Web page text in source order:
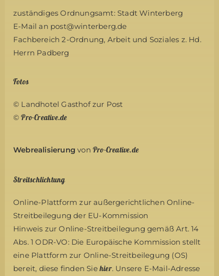
zuständiges Ordnungsamt: Stadt Winterberg
E-Mail an post@winterberg.de
Fachbereich 2-Ordnung, Arbeit und Soziales z. Hd.
Herrn Padberg
Fotos
© Landhotel Gasthof zur Post
©Pro-Creative.de
Webrealisierung von Pro-Creative.de
Streitschlichtung
Online-Plattform zur außergerichtlichen Online-
Streitbeilegung der EU-Kommission
Hinweis zur Online-Streitbeilegung gemäß Art. 14
Abs. 1 ODR-VO: Die Europäische Kommission stellt
eine Plattform zur Online-Streitbeilegung (OS)
bereit, diese finden Siehier. Unsere E-Mail-Adresse